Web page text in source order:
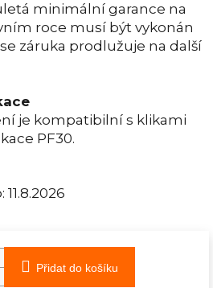
11.8.2026
minimální garance na
roce musí být vykonán
záruka prodlužuje na další
je kompatibilní s klikami
PF30.
Přidat do košíku